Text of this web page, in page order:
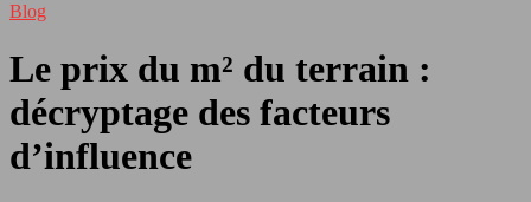
Blog
Le prix du m² du terrain :
décryptage des facteurs
d’influence